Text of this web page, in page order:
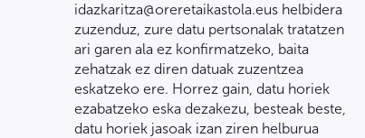
idazkaritza@oreretaikastola.eus helbidera
zuzenduz, zure datu pertsonalak tratatzen
ari garen ala ez konfirmatzeko, baita
zehatzak ez diren datuak zuzentzea
eskatzeko ere. Horrez gain, datu horiek
ezabatzeko eska dezakezu, besteak beste,
datu horiek jasoak izan ziren helburua